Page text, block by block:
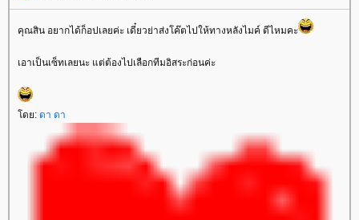
คุณสิน อยากได้ก็อปเลยค่ะ เดี๋ยวย่าส่งโค๊ตไปให้ทางหลังไมค์ ดีไหมคะ
เอาเป็นเซ็ทเลยนะ แต่ต้องไปเลือกทีมอิสระก่อนค่ะ
ดย: ดา ดา